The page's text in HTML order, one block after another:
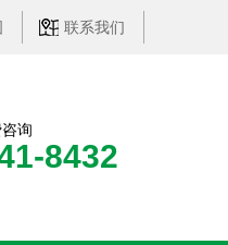
联系我们
询
8432